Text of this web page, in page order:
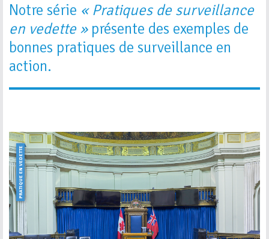
Notre série « Pratiques de surveillance
en vedette »présente des exemples de
bonnes pratiques de surveillance en
action.
PRATIQUE EN VEDETTE